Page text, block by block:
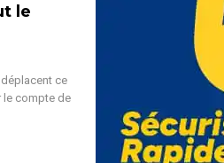
le
ce
le compte de